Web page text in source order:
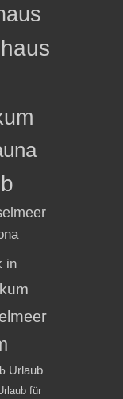
in
Urlaub
für